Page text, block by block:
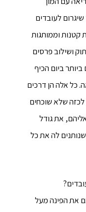
לעובדים
וממותגות
ושילוב פרסים
ביום הכיף
כל אלה הן דרכים
לכזה שלא שוכחים
את גודל
לה את כל
את הפינה מעל